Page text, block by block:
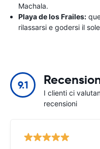
Machala.
Playa de los Frailes:
rilassarsi e godersi il
9.1
I clienti ci
recensioni